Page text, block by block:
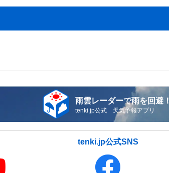
雨雲レーダーで雨を回避！
tenki.jp公式 天気予報アプリ
tenki.jp公式SNS